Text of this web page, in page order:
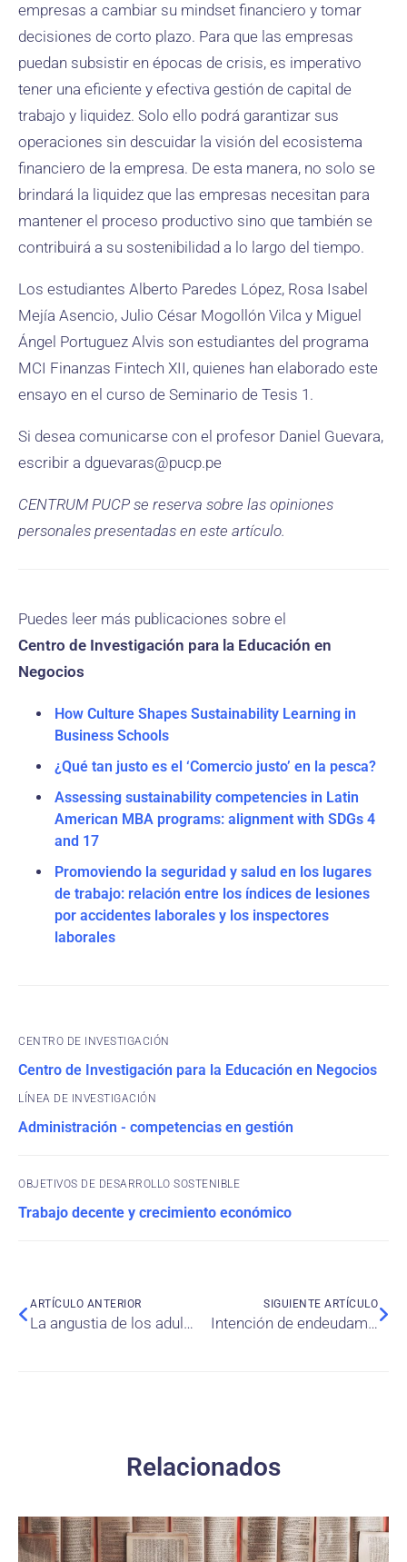
empresas a cambiar su mindset financiero y tomar
decisiones de corto plazo. Para que las empresas
puedan subsistir en épocas de crisis, es imperativo
tener una eficiente y efectiva gestión de capital de
trabajo y liquidez. Solo ello podrá garantizar sus
operaciones sin descuidar la visión del ecosistema
financiero de la empresa. De esta manera, no solo se
brindará la liquidez que las empresas necesitan para
mantener el proceso productivo sino que también se
contribuirá a su sostenibilidad a lo largo del tiempo.
Los estudiantes Alberto Paredes López, Rosa Isabel
Mejía Asencio, Julio César Mogollón Vilca y Miguel
Ángel Portuguez Alvis son estudiantes del programa
MCI Finanzas Fintech XII, quienes han elaborado este
ensayo en el curso de Seminario de Tesis 1.
Si desea comunicarse con el profesor Daniel Guevara,
escribir a dguevaras@pucp.pe
CENTRUM PUCP se reserva sobre las opiniones
personales presentadas en este artículo.
Puedes leer más publicaciones sobre el
Centro de Investigación para la Educación en
Negocios
How Culture Shapes Sustainability Learning in
Business Schools
¿Qué tan justo es el ‘Comercio justo’ en la pesca?
Assessing sustainability competencies in Latin
American MBA programs: alignment with SDGs 4
and 17
Promoviendo la seguridad y salud en los lugares
de trabajo: relación entre los índices de lesiones
por accidentes laborales y los inspectores
laborales
CENTRO DE INVESTIGACIÓN
Centro de Investigación para la Educación en Negocios
Administración - competencias en gestión
OBJETIVOS DE DESARROLLO SOSTENIBLE
Trabajo decente y crecimiento económico
ARTÍCULO ANTERIOR
La angustia de los adultos durante la pandemia de Covid-19
SIGUIENTE ARTÍCULO
Intención de endeudamiento con una tarjeta de crédito
Relacionados